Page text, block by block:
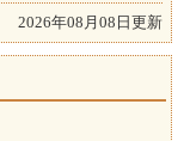
2026年08月08日更新